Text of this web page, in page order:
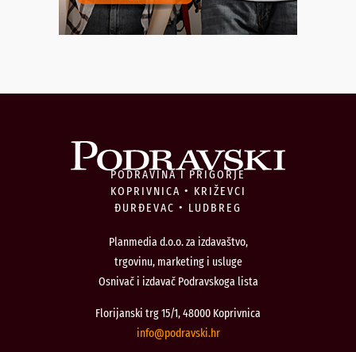
PODRAVINA I PRIGORJE
KOPRIVNICA • KRIŽEVCI
ĐURĐEVAC • LUDBREG
Planmedia d.o.o. za izdavaštvo,
trgovinu, marketing i usluge
Osnivač i izdavač Podravskoga lista
Florijanski trg 15/1, 48000 Koprivnica
rh.iksvardop
@ofni